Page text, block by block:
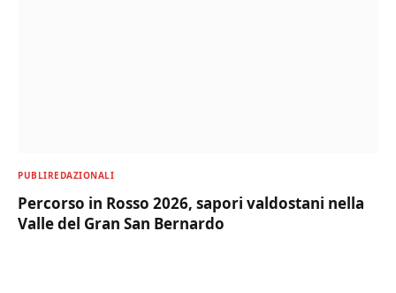
PUBLIREDAZIONALI
Percorso in Rosso 2026, sapori valdostani nella
Valle del Gran San Bernardo